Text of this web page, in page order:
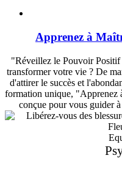
Apprenez à
"Réveillez le Pouvoir
transformer votre vie ? De
d'attirer le succès et
formation unique, "Apprenez
conçue pour vous guider